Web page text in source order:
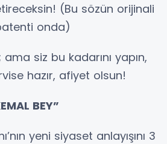
(Bu sözün orijinali
onda)
siz bu kadarını yapın,
hazır, afiyet olsun!
BEY”
yeni siyaset anlayışını 3